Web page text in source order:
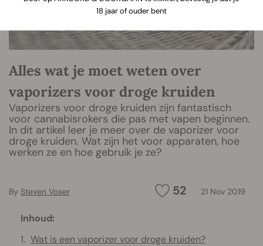
Alles wat je moet weten over
vaporizers voor droge kruiden
Vaporizers voor droge kruiden zijn fantastisch
voor cannabisrokers die pas met vapen beginnen.
In dit artikel leer je meer over de vaporizer voor
droge kruiden. Wat zijn het voor apparaten, hoe
werken ze en hoe gebruik je ze?
52 21 Nov 2019
By Steven Voser
Inhoud:
Wat is een vaporizer voor droge kruiden?
18 jaar of ouder bent